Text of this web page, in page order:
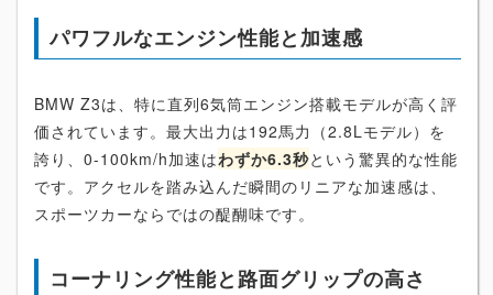
パワフルなエンジン性能と加速感
BMW Z3は、特に直列6気筒エンジン搭載モデルが高く評
価されています。最大出力は192馬力（2.8Lモデル）を
誇り、0-100km/h加速はわずか6.3秒という驚異的な性能
です。アクセルを踏み込んだ瞬間のリニアな加速感は、
スポーツカーならではの醍醐味です。
コーナリング性能と路面グリップの高さ